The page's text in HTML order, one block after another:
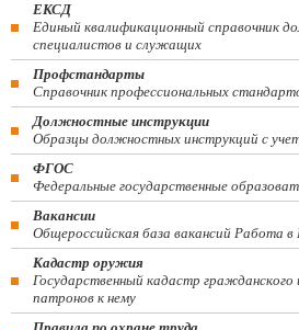
ЕКСД
Единый квалификационный справочник
специалистов и служащих
Профстандарты
Справочник профессиональных
Должностные инструкции
Образцы должностных инструкций с
ФГОС
Федеральные государственные
Вакансии
Общероссийская база вакансий Работа в
Кадастр оружия
Государственный кадастр
патронов к нему